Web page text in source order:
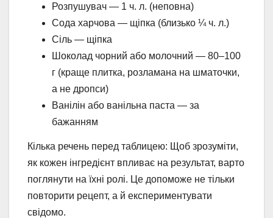
Розпушувач — 1 ч. л. (неповна)
Сода харчова — щіпка (близько ¼ ч. л.)
Сіль — щіпка
Шоколад чорний або молочний — 80–100
г (краще плитка, розламана на шматочки,
а не дропси)
Ванілін або ванільна паста — за
бажанням
Кілька речень перед таблицею: Щоб зрозуміти,
як кожен інгредієнт впливає на результат, варто
поглянути на їхні ролі. Це допоможе не тільки
повторити рецепт, а й експериментувати
свідомо.